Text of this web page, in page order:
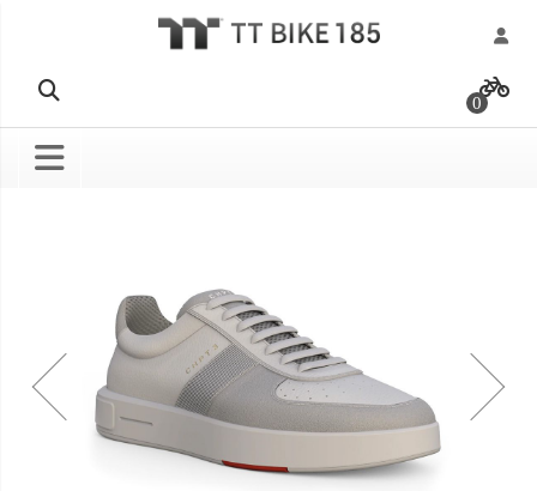
0
images
gallery
images
gallery